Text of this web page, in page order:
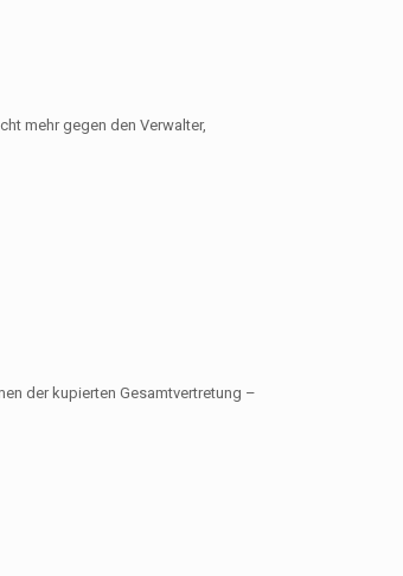
mehr gegen den Verwalter,
der kupierten Gesamtvertretung –